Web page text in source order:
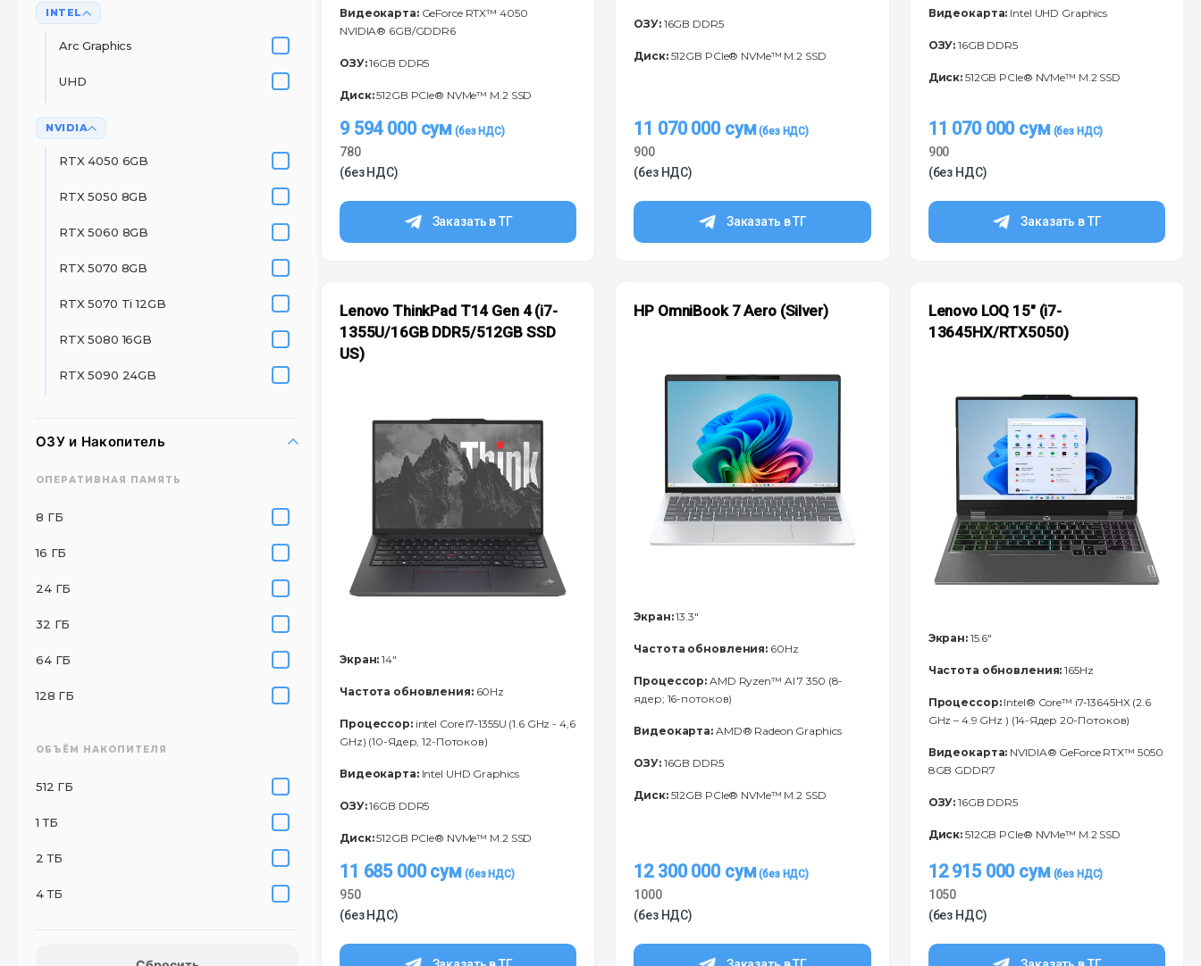
INTEL
Arc Graphics
UHD
NVIDIA
RTX 4050 6GB
RTX 5050 8GB
RTX 5060 8GB
RTX 5070 8GB
RTX 5070 Ti 12GB
RTX 5080 16GB
RTX 5090 24GB
ОЗУ и Накопитель
ОПЕРАТИВНАЯ ПАМЯТЬ
8 ГБ
16 ГБ
24 ГБ
32 ГБ
64 ГБ
128 ГБ
ОБЪЁМ НАКОПИТЕЛЯ
512 ГБ
1 ТБ
2 ТБ
4 ТБ
Видеокарта:GeForce RTX™ 4050
NVIDIA® 6GB/GDDR6
ОЗУ:16GB DDR5
Диск:512GB PCIe® NVMe™ M.2 SSD
9 594 000 сум
780
(без НДС)
Заказать в ТГ
ОЗУ:16GB DDR5
Диск:512GB PCIe® NVMe™ M.2 SSD
11 070 000 сум
900
(без НДС)
Заказать в ТГ
Видеокарта: Intel UHD Graphics
ОЗУ: 16GB DDR5
Диск: 512GB PCIe® NVMe™ M.2 SSD
11 070 000 сум
900
(без НДС)
Заказать в ТГ
Lenovo ThinkPad T14 Gen 4 (i7-
1355U/16GB DDR5/512GB SSD
US)
Экран: 14"
Частота обновления:60Hz
Процессор:intel Core I7-1355U (1.6 GHz - 4,6
GHz) (10-Ядер, 12-Потоков)
Видеокарта:Intel UHD Graphics
ОЗУ:16GB DDR5
Диск:512GB PCIe® NVMe™ M.2 SSD
11 685 000сум
950
(без НДС)
HP OmniBook 7 Aero (Silver)
Экран:13.3"
Частота обновления: 60Hz
Процессор: AMD Ryzen™ Al 7 350 (8-
ядер; 16-потоков)
Видеокарта: AMD® Radeon Graphics
ОЗУ:16GB DDR5
Диск:512GB PCIe® NVMe™ M.2 SSD
12 300 000 сум
1000
(без НДС)
Lenovo LOQ 15″ (i7-
13645HX/RTX5050)
Экран:15.6"
Частота обновления: 165Hz
Процессор:Intel® Core™ i7-13645HX (2.6
GHz – 4.9 GHz ) (14-Ядeр 20-Потоков)
Видеокарта: NVIDIA® GeForce RTX™ 5050
8GB GDDR7
ОЗУ: 16GB DDR5
Диск: 512GB PCIe® NVMe™ M.2 SSD
12 915 000 сум
1050
(без НДС)